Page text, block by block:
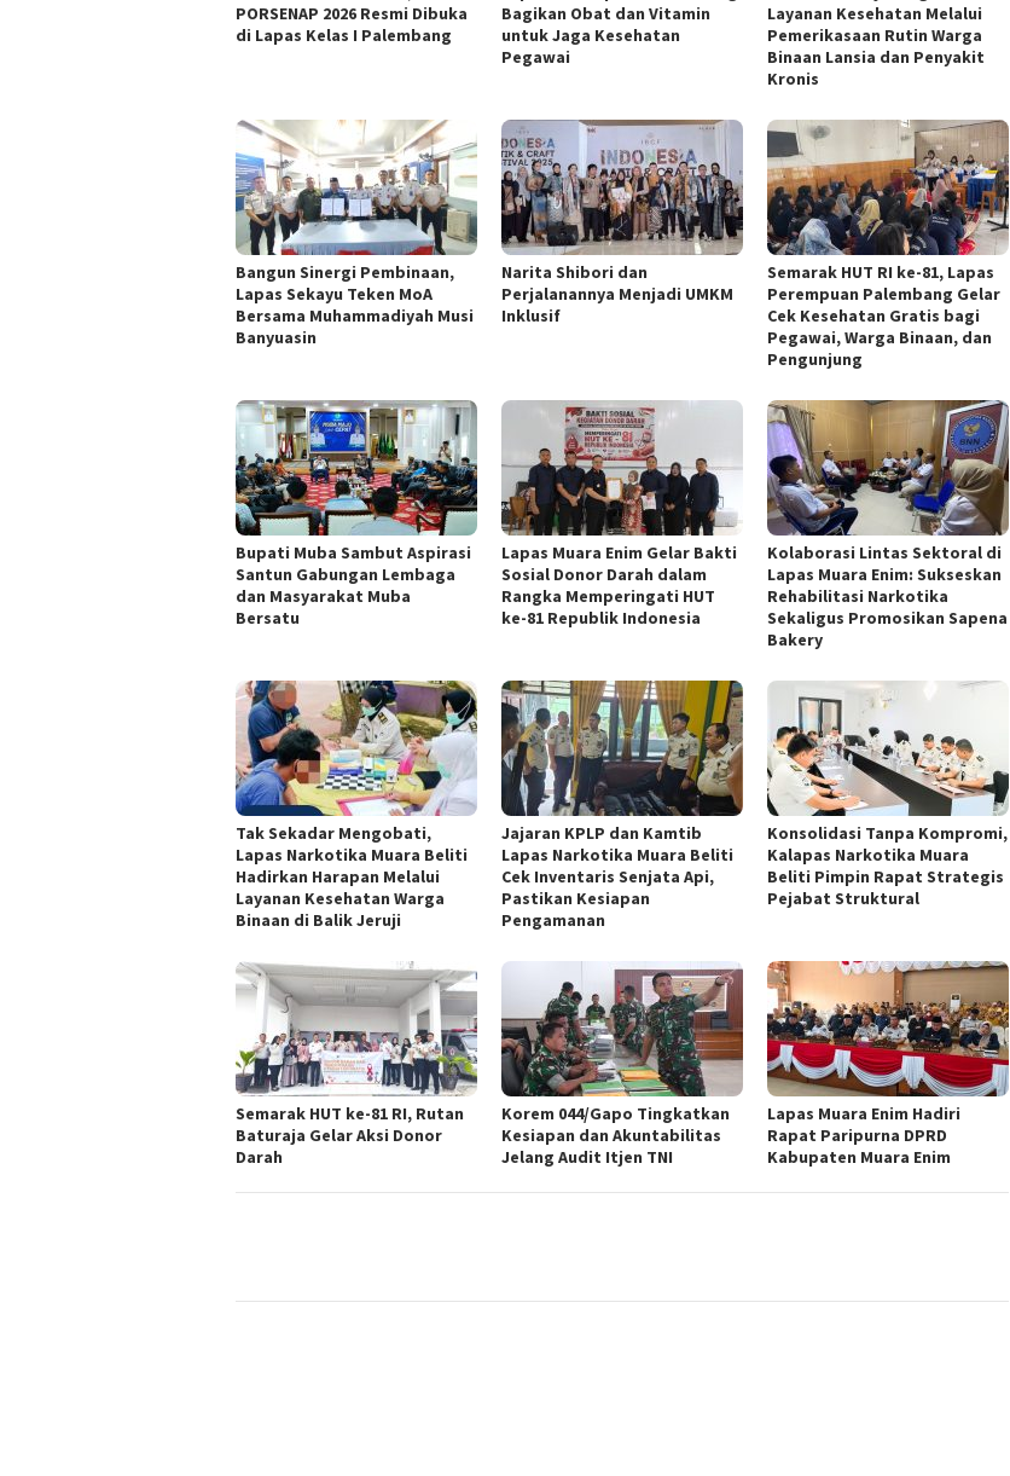
PORSENAP 2026 Resmi Dibuka
di Lapas Kelas I Palembang
Bagikan Obat dan Vitamin
untuk Jaga Kesehatan
Pegawai
Layanan Kesehatan Melalui
Pemerikasaan Rutin Warga
Binaan Lansia dan Penyakit
Kronis
Bangun Sinergi Pembinaan,
Lapas Sekayu Teken MoA
Bersama Muhammadiyah Musi
Banyuasin
Narita Shibori dan
Perjalanannya Menjadi UMKM
Inklusif
Semarak HUT RI ke-81, Lapas
Perempuan Palembang Gelar
Cek Kesehatan Gratis bagi
Pegawai, Warga Binaan, dan
Pengunjung
Bupati Muba Sambut Aspirasi
Santun Gabungan Lembaga
dan Masyarakat Muba
Bersatu
Lapas Muara Enim Gelar Bakti
Sosial Donor Darah dalam
Rangka Memperingati HUT
ke-81 Republik Indonesia
Kolaborasi Lintas Sektoral di
Lapas Muara Enim: Sukseskan
Rehabilitasi Narkotika
Sekaligus Promosikan Sapena
Bakery
Tak Sekadar Mengobati,
Lapas Narkotika Muara Beliti
Hadirkan Harapan Melalui
Layanan Kesehatan Warga
Binaan di Balik Jeruji
Jajaran KPLP dan Kamtib
Lapas Narkotika Muara Beliti
Cek Inventaris Senjata Api,
Pastikan Kesiapan
Pengamanan
Konsolidasi Tanpa Kompromi,
Kalapas Narkotika Muara
Beliti Pimpin Rapat Strategis
Pejabat Struktural
Semarak HUT ke-81 RI, Rutan
Baturaja Gelar Aksi Donor
Darah
Korem 044/Gapo Tingkatkan
Kesiapan dan Akuntabilitas
Jelang Audit Itjen TNI
Lapas Muara Enim Hadiri
Rapat Paripurna DPRD
Kabupaten Muara Enim